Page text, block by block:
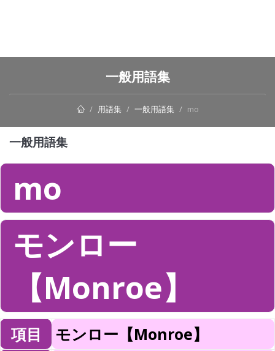
一般用語集
用語集 一般用語集 mo
一般用語集
mo
モンロー
【Monroe】
項目 モンロー【Monroe】